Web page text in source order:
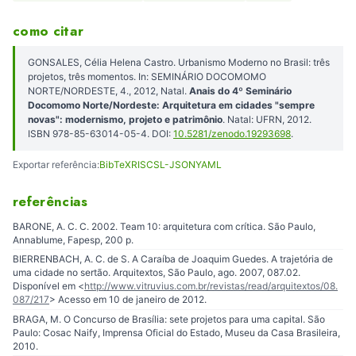
como citar
GONSALES, Célia Helena Castro. Urbanismo Moderno no Brasil: três
projetos, três momentos. In: SEMINÁRIO DOCOMOMO
NORTE/NORDESTE, 4., 2012, Natal. Anais do 4º Seminário
Docomomo Norte/Nordeste: Arquitetura em cidades "sempre
novas": modernismo, projeto e patrimônio. Natal: UFRN, 2012.
ISBN 978-85-63014-05-4. DOI: 10.5281/zenodo.19293698.
Exportar referência:BibTeXRISCSL-JSONYAML
referências
BARONE, A. C. C. 2002. Team 10: arquitetura com crítica. São Paulo,
Annablume, Fapesp, 200 p.
BIERRENBACH, A. C. de S. A Caraíba de Joaquim Guedes. A trajetória de
uma cidade no sertão. Arquitextos, São Paulo, ago. 2007, 087.02.
Disponível em <http://www.vitruvius.com.br/revistas/read/arquitextos/08.
087/217> Acesso em 10 de janeiro de 2012.
BRAGA, M. O Concurso de Brasília: sete projetos para uma capital. São
Paulo: Cosac Naify, Imprensa Oficial do Estado, Museu da Casa Brasileira,
2010.